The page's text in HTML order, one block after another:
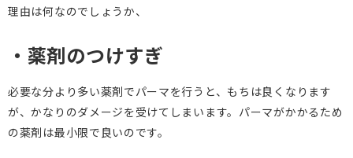
理由は何なのでしょうか、
・薬剤のつけすぎ
必要な分より多い薬剤でパーマを行うと、もちは良くなります
が、かなりのダメージを受けてしまいます。パーマがかかるため
の薬剤は最小限で良いのです。